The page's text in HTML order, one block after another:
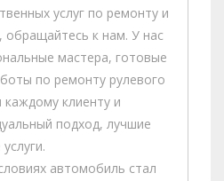
услуг по ремонту и
обращайтесь к нам. У нас
мастера, готовые
по ремонту рулевого
клиенту и
подход, лучшие
автомобиль стал